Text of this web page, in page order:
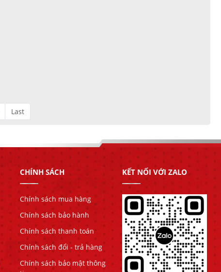
Last
CHÍNH SÁCH
Chính sách mua hàng
Chính sách bảo hành
Chính sách thanh toán
Chính sách đổi - trả hàng
Chính sách bảo mật thông
KẾT NỐI VỚI ZALO